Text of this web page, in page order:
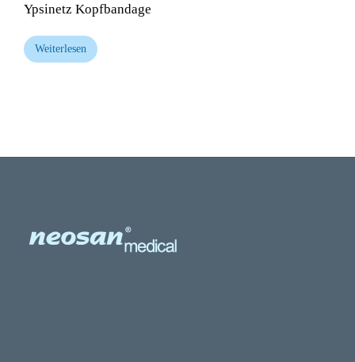
Ypsinetz Kopfbandage
Weiterlesen